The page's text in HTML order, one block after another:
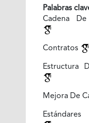
Palabras
Cadena
Contratos
Estructura
Mejora De
Estándares